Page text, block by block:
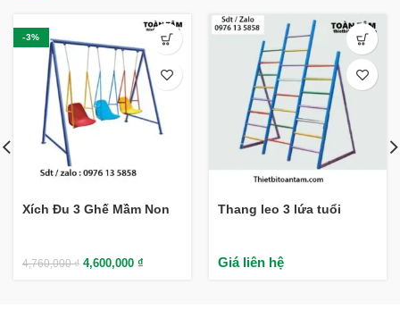
-3%
Xích Đu 3 Ghế Mầm Non
4,760,000₫ 4,600,000 ₫
Thang leo 3 lứa tuổi
Giá liên hệ